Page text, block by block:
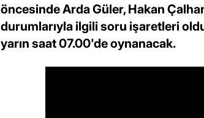
öncesinde Arda Güler, Hakan
durumlarıyla ilgili soru işaretleri
yarın saat 07.00'de oynanacak.